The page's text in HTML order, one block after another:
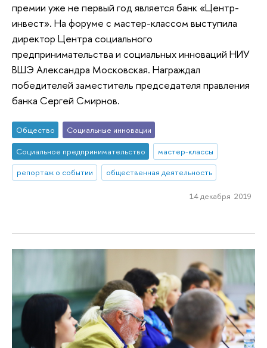
премии уже не первый год является банк «Центр-
инвест». На форуме с мастер-классом выступила
директор Центра социального
предпринимательства и социальных инноваций НИУ
ВШЭ Александра Московская. Награждал
победителей заместитель председателя правления
банка Сергей Смирнов.
Общество
Социальные инновации
Социальное предпринимательство
мастер-классы
репортаж о событии
общественная деятельность
14 декабря 2019